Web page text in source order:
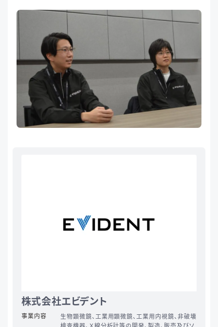
株式会社エビデント
事業内容
生物顕微鏡、工業用顕微鏡、工業用内視鏡、非破壊
検査機器、Ｘ線分析計等の開発、製造、販売及びソ